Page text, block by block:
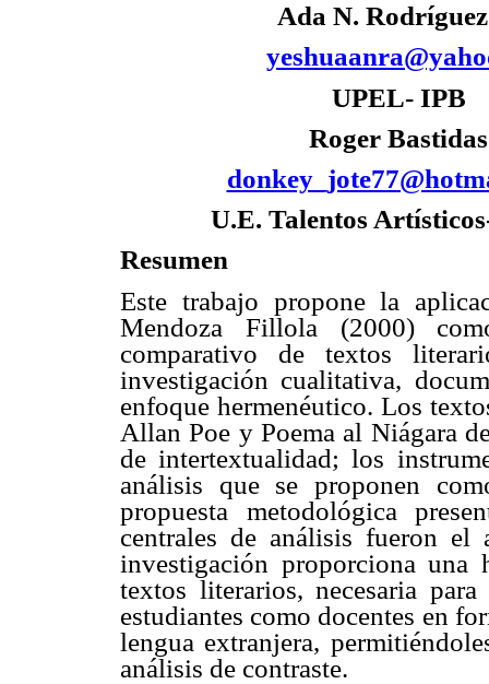
Ada N.
UPEL- IPB
Roger Bastidas
U.E. Talentos
Resumen
Este trabajo propone la
Mendoza Fillola (2000)
comparativo de textos
investigación cualitativa,
enfoque hermenéutico. Los
Allan Poe y Poema al Niágara
de intertextualidad; los
análisis que se proponen
propuesta metodológica
centrales de análisis fueron el
investigación proporciona una
textos literarios, necesaria
estudiantes como docentes en
lengua extranjera,
análisis de contraste.